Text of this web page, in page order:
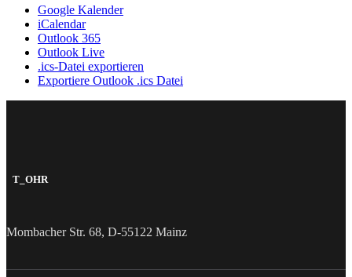
Google Kalender
iCalendar
Outlook 365
Outlook Live
.ics-Datei exportieren
Exportiere Outlook .ics Datei
T_OHR
Mombacher Str. 68, D-55122 Mainz